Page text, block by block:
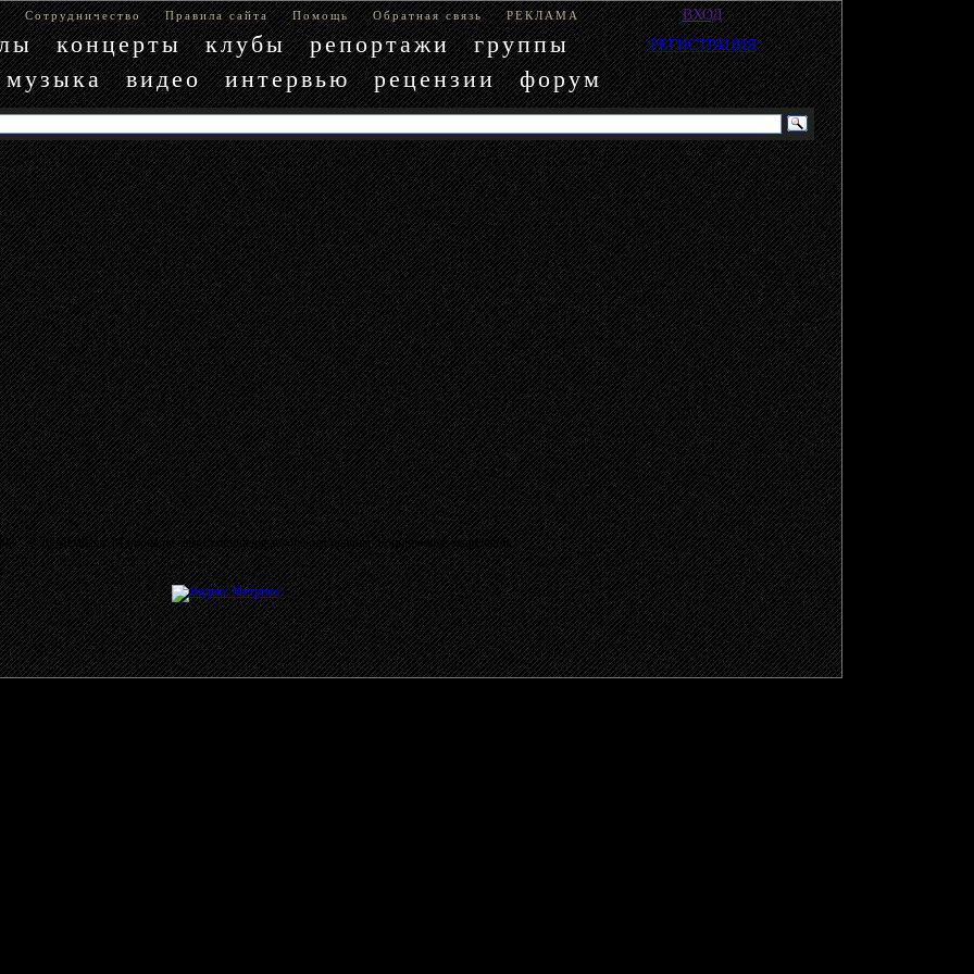
Сотрудничество Правила сайта Помощь Обратная связь РЕКЛАМА
концерты клубы репортажи
группы
музыка
видео интервью рецензии форум
ВХОД
РЕГИСТРАЦИЯ
- 2026 MetalRus. Материалы сайта защищены авторским правом. Копирование запрещено.